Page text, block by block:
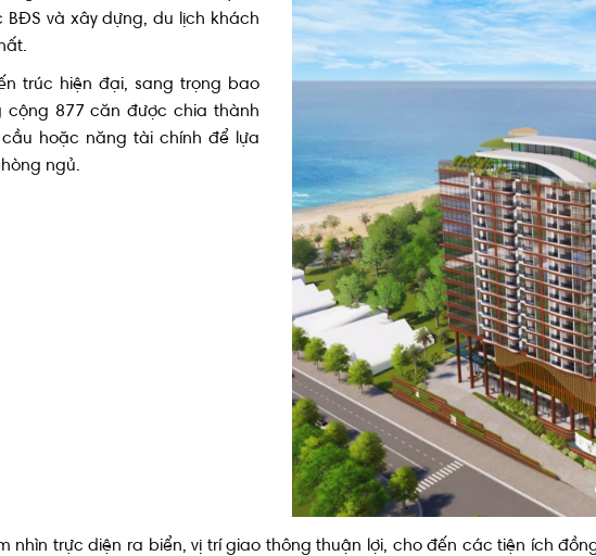
BĐS và xây dựng, du lịch khách
trúc hiện đại, sang trọng bao
877 căn được chia thành
hoặc năng tài chính để lựa
ngủ.
tong-quan-five-seasons-homes-vung-tau
nhìn trực diện ra biển, vị trí giao thông thuận lợi, cho đến các tiện ích